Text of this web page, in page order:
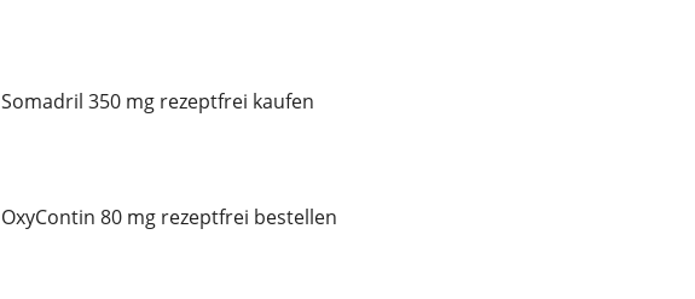
Somadril 350 mg rezeptfrei kaufen
OxyContin 80 mg rezeptfrei bestellen